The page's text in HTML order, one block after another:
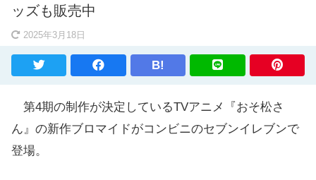
ッズも販売中
2025年3月18日
B!
第4期の制作が決定しているTVアニメ『おそ松さ
ん』の新作ブロマイドがコンビニのセブンイレブンで
登場。